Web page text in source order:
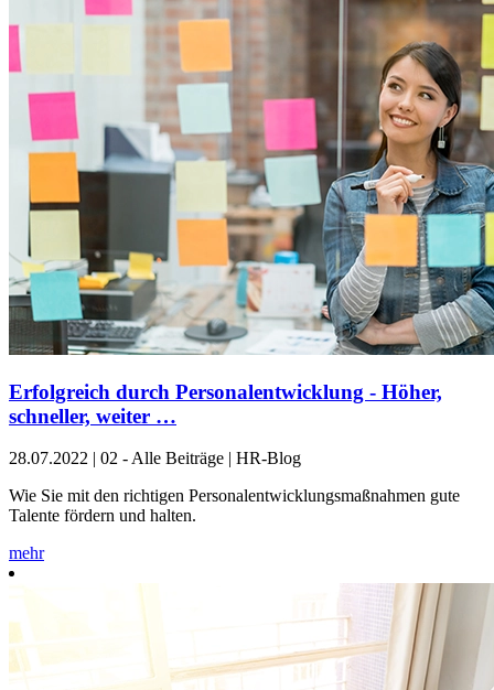
Erfolgreich durch Personalentwicklung - Höher,
schneller, weiter …
28.07.2022 | 02 - Alle Beiträge | HR-Blog
Wie Sie mit den richtigen Personalentwicklungsmaßnahmen gute
Talente fördern und halten.
mehr